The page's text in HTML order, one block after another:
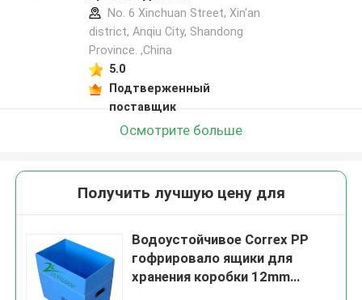
No. 6 Xinchuan Street, Xin'an
district, Anqiu City, Shandong
Province. ,China
5.0
Подтверженный
поставщик
Осмотрите больше
Получить лучшую цену для
Водоустойчивое Correx PP
гофрировало ящики для
хранения коробки 12mm